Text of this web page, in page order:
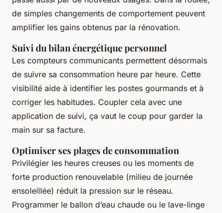
de simples changements de comportement peuvent
amplifier les gains obtenus par la rénovation.
Suivi du bilan énergétique personnel
Les compteurs communicants permettent désormais
de suivre sa consommation heure par heure. Cette
visibilité aide à identifier les postes gourmands et à
corriger les habitudes. Coupler cela avec une
application de suivi, ça vaut le coup pour garder la
main sur sa facture.
Optimiser ses plages de consommation
Privilégier les heures creuses ou les moments de
forte production renouvelable (milieu de journée
ensoleillée) réduit la pression sur le réseau.
Programmer le ballon d’eau chaude ou le lave-linge